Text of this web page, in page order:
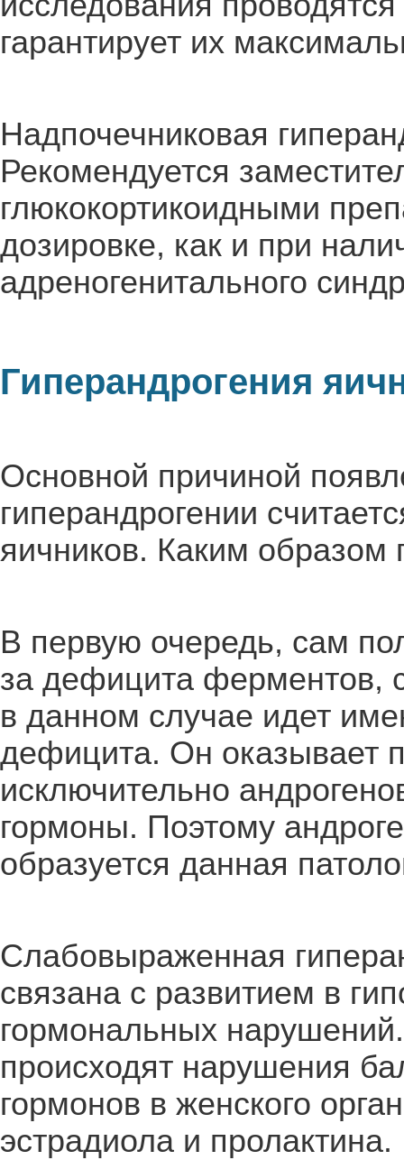
гарантирует их
Надпочечниковая
Рекомендуется
глюкокортикоидными
дозировке, как и при
адреногенитального
Гиперандрогения
Основной причиной
гиперандрогении
яичников. Каким образом
В первую очередь, сам
за дефицита ферментов,
в данном случае идет
дефицита. Он оказывает
исключительно
гормоны. Поэтому
образуется данная
Слабовыраженная
связана с развитием в
гормональных
происходят нарушения
гормонов в женского
эстрадиола и пролактина.